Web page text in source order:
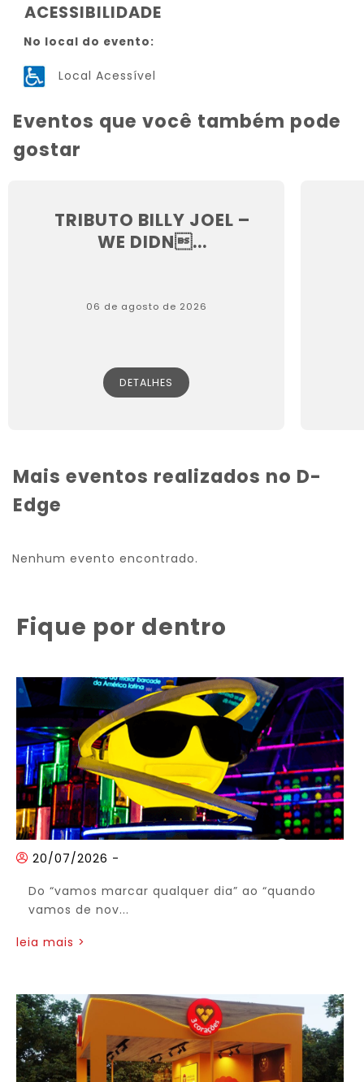
ACESSIBILIDADE
No local do evento:
Local Acessível
Eventos que você também pode
gostar
TRIBUTO BILLY JOEL –
WE DIDN...
06 de agosto de 2026
DETALHES
Mais eventos realizados no D-
Edge
Nenhum evento encontrado.
Fique por dentro
20/07/2026 -
Do “vamos marcar qualquer dia” ao “quando
vamos de nov...
leia mais >